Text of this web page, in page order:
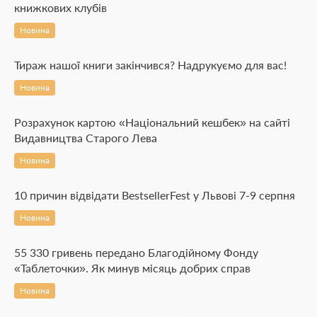
книжкових клубів
Новина
Тираж нашої книги закінчився? Надрукуємо для вас!
Новина
Розрахунок картою «Національний кешбек» на сайті
Видавництва Старого Лева
Новина
10 причин відвідати BestsellerFest у Львові 7-9 серпня
Новина
55 330 гривень передано Благодійному Фонду
«Таблеточки». Як минув місяць добрих справ
Новина